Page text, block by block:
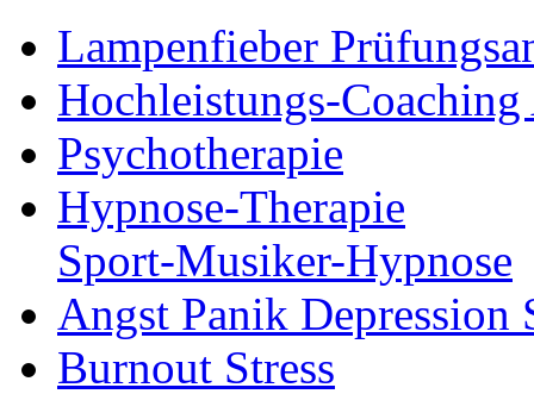
Lampenfieber
Hochleistungs-
Psychotherapie
Hypnose-Therapie
Sport-Musiker-Hypnose
Angst Panik Depression
Burnout Stress